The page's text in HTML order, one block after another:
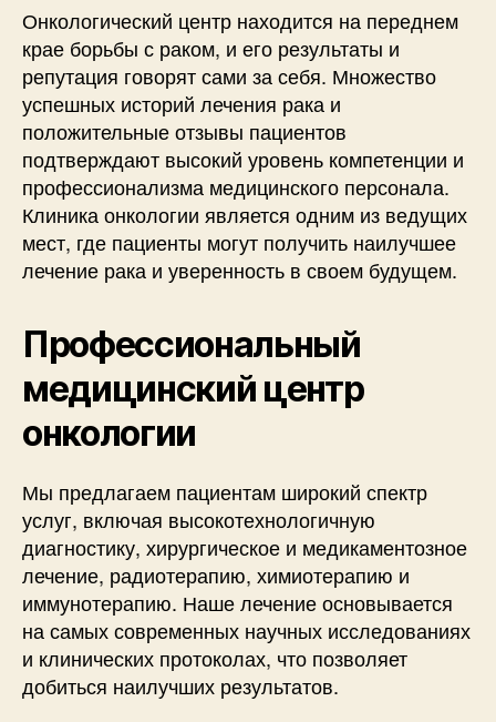
Онкологический центр находится на переднем
крае борьбы с раком, и его результаты и
репутация говорят сами за себя. Множество
успешных историй лечения рака и
положительные отзывы пациентов
подтверждают высокий уровень компетенции и
профессионализма медицинского персонала.
Клиника онкологии является одним из ведущих
мест, где пациенты могут получить наилучшее
лечение рака и уверенность в своем будущем.
Профессиональный
медицинский центр
онкологии
Мы предлагаем пациентам широкий спектр
услуг, включая высокотехнологичную
диагностику, хирургическое и медикаментозное
лечение, радиотерапию, химиотерапию и
иммунотерапию. Наше лечение основывается
на самых современных научных исследованиях
и клинических протоколах, что позволяет
добиться наилучших результатов.